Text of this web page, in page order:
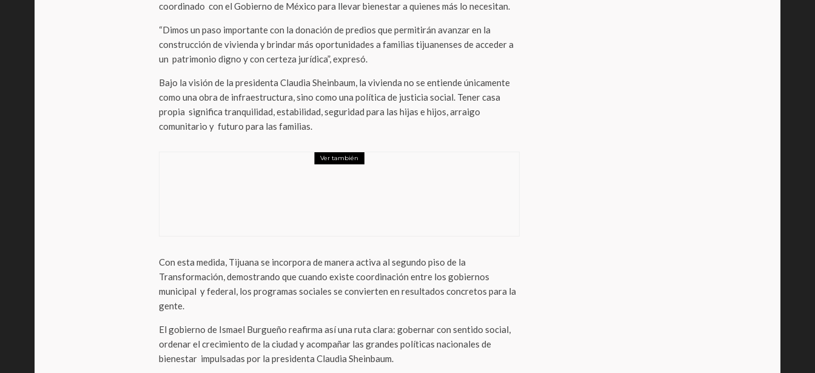
coordinado con el Gobierno de México para llevar bienestar a quienes más lo necesitan.
“Dimos un paso importante con la donación de predios que permitirán avanzar en la
construcción de vivienda y brindar más oportunidades a familias tijuanenses de acceder a
un patrimonio digno y con certeza jurídica”, expresó.
Bajo la visión de la presidenta Claudia Sheinbaum, la vivienda no se entiende únicamente
como una obra de infraestructura, sino como una política de justicia social. Tener casa
propia significa tranquilidad, estabilidad, seguridad para las hijas e hijos, arraigo
comunitario y futuro para las familias.
Ver también
Con esta medida, Tijuana se incorpora de manera activa al segundo piso de la
Transformación, demostrando que cuando existe coordinación entre los gobiernos
municipal y federal, los programas sociales se convierten en resultados concretos para la
gente.
El gobierno de Ismael Burgueño reafirma así una ruta clara: gobernar con sentido social,
ordenar el crecimiento de la ciudad y acompañar las grandes políticas nacionales de
bienestar impulsadas por la presidenta Claudia Sheinbaum.